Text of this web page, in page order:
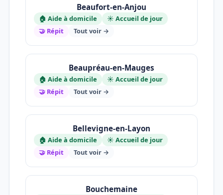
Beaufort-en-Anjou
🏠 Aide à domicile
☀️ Accueil de jour
🤝 Répit
Tout voir →
Beaupréau-en-Mauges
🏠 Aide à domicile
☀️ Accueil de jour
🤝 Répit
Tout voir →
Bellevigne-en-Layon
🏠 Aide à domicile
☀️ Accueil de jour
🤝 Répit
Tout voir →
Bouchemaine